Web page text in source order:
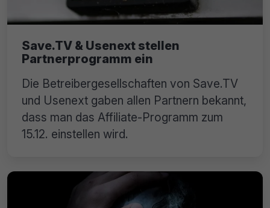
Save.TV & Usenext stellen
Partnerprogramm ein
Die Betreibergesellschaften von Save.TV
und Usenext gaben allen Partnern bekannt,
dass man das Affiliate-Programm zum
15.12. einstellen wird.